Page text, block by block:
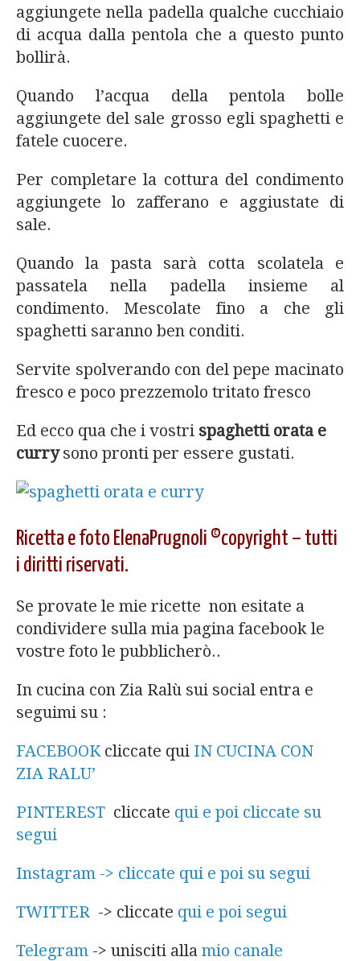
aggiungete nella padella qualche cucchiaio
di acqua dalla pentola che a questo punto
bollirà.
Quando l’acqua della pentola bolle
aggiungete del sale grosso egli spaghetti e
fatele cuocere.
Per completare la cottura del condimento
aggiungete lo zafferano e aggiustate di
sale.
Quando la pasta sarà cotta scolatela e
passatela nella padella insieme al
condimento. Mescolate fino a che gli
spaghetti saranno ben conditi.
Servite spolverando con del pepe macinato
fresco e poco prezzemolo tritato fresco
Ed ecco qua che i vostri spaghetti orata e
currysono pronti per essere gustati.
Ricetta e foto ElenaPrugnoli ©copyright – tutti
i diritti riservati.
Se provate le mie ricette non esitate a
condividere sulla mia pagina facebook le
vostre foto le pubblicherò..
In cucina con Zia Ralù sui social entra e
seguimi su :
FACEBOOK cliccate qui IN CUCINA CON
ZIA RALU’
PINTEREST cliccate qui e poi cliccate su
segui
Instagram -> cliccate qui e poi su segui
TWITTER -> cliccate qui e poi segui
Telegram -> unisciti alla mio canale